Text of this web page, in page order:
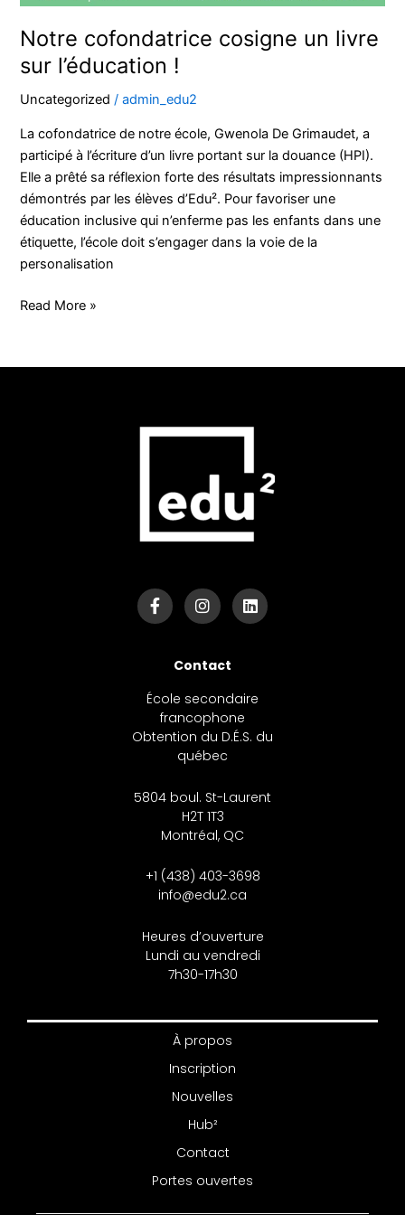
Notre cofondatrice cosigne un livre
sur l’éducation !
Uncategorized /admin_edu2
La cofondatrice de notre école, Gwenola De Grimaudet, a
participé à l’écriture d’un livre portant sur la douance (HPI).
Elle a prêté sa réflexion forte des résultats impressionnants
démontrés par les élèves d’Edu². Pour favoriser une
éducation inclusive qui n’enferme pas les enfants dans une
étiquette, l’école doit s’engager dans la voie de la
personalisation
Read More »
a
c
e
-
n
s
t
g
r
m
i
n
k
Contact
École secondaire
francophone
Obtention du D.É.S. du
québec
5804 boul. St-Laurent
H2T 1T3
Montréal, QC
+1 (438) 403-3698
info@edu2.ca
Heures d’ouverture
Lundi au vendredi
7h30-17h30
À propos
Inscription
Nouvelles
Hub²
Contact
Portes ouvertes